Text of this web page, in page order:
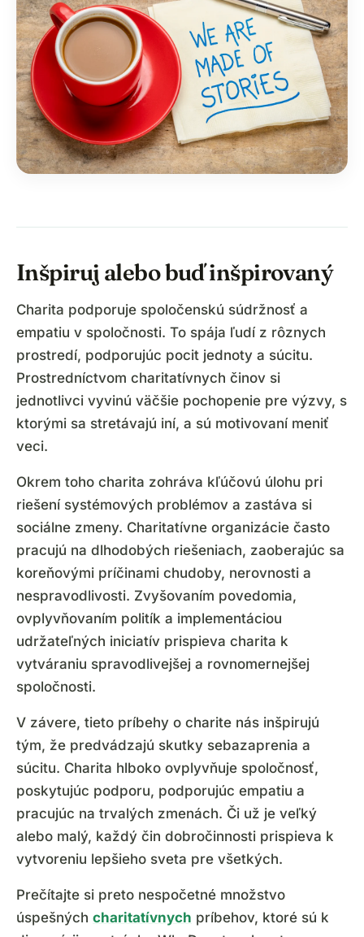
Inšpiruj alebo buď inšpirovaný
Charita podporuje spoločenskú súdržnosť a
empatiu v spoločnosti. To spája ľudí z rôznych
prostredí, podporujúc pocit jednoty a súcitu.
Prostredníctvom charitatívnych činov si
jednotlivci vyvinú väčšie pochopenie pre výzvy, s
ktorými sa stretávajú iní, a sú motivovaní meniť
veci.
Okrem toho charita zohráva kľúčovú úlohu pri
riešení systémových problémov a zastáva si
sociálne zmeny. Charitatívne organizácie často
pracujú na dlhodobých riešeniach, zaoberajúc sa
koreňovými príčinami chudoby, nerovnosti a
nespravodlivosti. Zvyšovaním povedomia,
ovplyvňovaním politík a implementáciou
udržateľných iniciatív prispieva charita k
vytváraniu spravodlivejšej a rovnomernejšej
spoločnosti.
V závere, tieto príbehy o charite nás inšpirujú
tým, že predvádzajú skutky sebazaprenia a
súcitu. Charita hlboko ovplyvňuje spoločnosť,
poskytujúc podporu, podporujúc empatiu a
pracujúc na trvalých zmenách. Či už je veľký
alebo malý, každý čin dobročinnosti prispieva k
vytvoreniu lepšieho sveta pre všetkých.
Prečítajte si preto nespočetné množstvo
úspešných charitatívnych príbehov, ktoré sú k